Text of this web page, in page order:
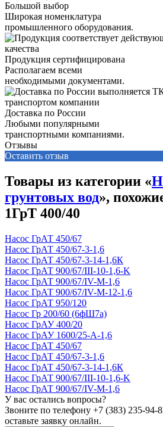
Большой выбор
Широкая номенклатура
промышленного оборудования.
Продукция сертифицирована
Располагаем всеми
необходимыми документами.
Доставка по России
Любыми популярными
транспортными компаниями.
Отзывы
Оставить отзыв
Товары из категории «
грунтовых вод»,
1ГрТ 400/40
Насос ГрАТ 450/67
Насос ГрАТ 450/67-3-1,6
Насос ГрАТ 450/67-3-14-1,6К
Насос ГрАТ 900/67/III-10-1,6-K
Насос ГрАТ 900/67/IV-М-1,6
Насос ГрАТ 900/67/IV-М-12-1,6
Насос ГрАТ 950/120
Насос Гр 200/60 (6фШ7а)
Насос ГрАУ 400/20
Насос ГрАУ 1600/25-А-1,6
Насос ГрАТ 450/67
Насос ГрАТ 450/67-3-1,6
Насос ГрАТ 450/67-3-14-1,6К
Насос ГрАТ 900/67/III-10-1,6-K
Насос ГрАТ 900/67/IV-М-1,6
У вас остались вопросы?
Звоните по телефону +7 (383) 235-94-
оставьте заявку онлайн.